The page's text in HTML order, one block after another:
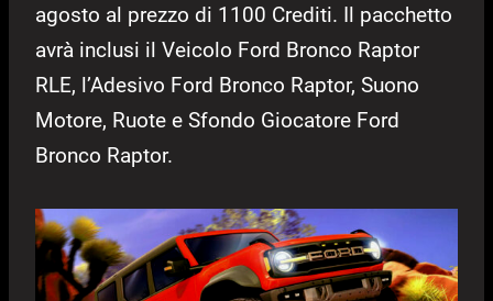
agosto al prezzo di 1100 Crediti. Il pacchetto
avrà inclusi il Veicolo Ford Bronco Raptor
RLE, l’Adesivo Ford Bronco Raptor, Suono
Motore, Ruote e Sfondo Giocatore Ford
Bronco Raptor.